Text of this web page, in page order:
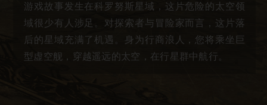
游戏故事发生在科罗努斯星域，这片危险的太空领
域很少有人涉足。对探索者与冒险家而言，这片落
后的星域充满了机遇。身为行商浪人，您将乘坐巨
型虚空舰，穿越遥远的太空，在行星群中航行。